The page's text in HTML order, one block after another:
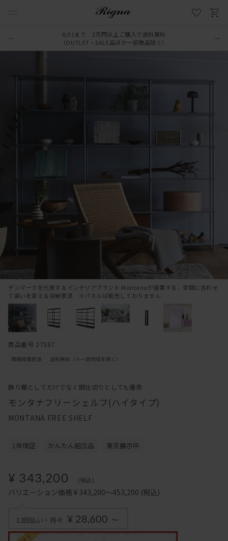
8/31まで 2万円以上ご購入で送料無料
（OUTLET・SALE品ほか一部商品除く）
飾り棚としてだけでなく間仕切りとしても優秀
モンタナフリーシェルフ(ハイタイプ)
MONTANA FREE SHELF
デンマークを代表するインテリアブランド Montanaが提案する、空間に合わせ
て装いを変える収納家具 ※パネルは販売しておりません
1年保証 かんたん組立品 東京展示中
¥ 343,200 (税込)
バリエーション価格 ¥ 343,200～453,200 (税込)
12回払い・月々 ¥ 28,600 ～
商品番号 27587